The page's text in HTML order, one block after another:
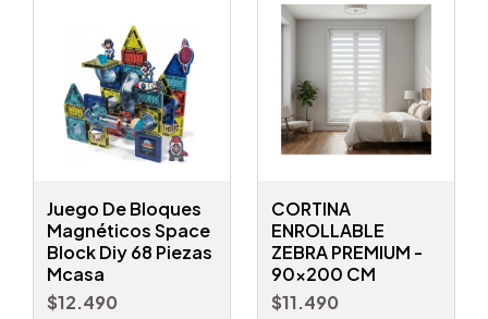
Juego De Bloques
Magnéticos Space
Block Diy 68 Piezas
Mcasa
$12.490
CORTINA
ENROLLABLE
ZEBRA PREMIUM -
90x200 CM
$11.490